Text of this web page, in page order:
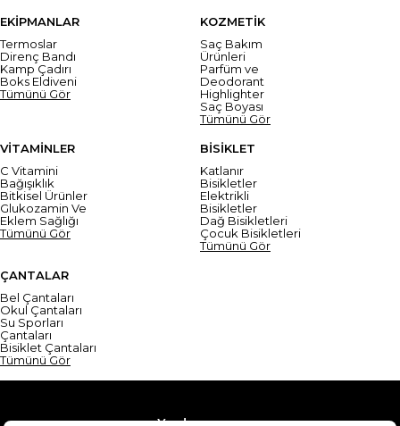
EKİPMANLAR
Termoslar
Direnç Bandı
Kamp Çadırı
Boks Eldiveni
Tümünü Gör
KOZMETİK
Saç Bakım
Ürünleri
Parfüm ve
Deodorant
Highlighter
Saç Boyası
Tümünü Gör
VİTAMİNLER
C Vitamini
Bağışıklık
Bitkisel Ürünler
Glukozamin Ve
Eklem Sağlığı
Tümünü Gör
BİSİKLET
Katlanır
Bisikletler
Elektrikli
Bisikletler
Dağ Bisikletleri
Çocuk Bisikletleri
Tümünü Gör
ÇANTALAR
Bel Çantaları
Okul Çantaları
Su Sporları
Çantaları
Bisiklet Çantaları
Tümünü Gör